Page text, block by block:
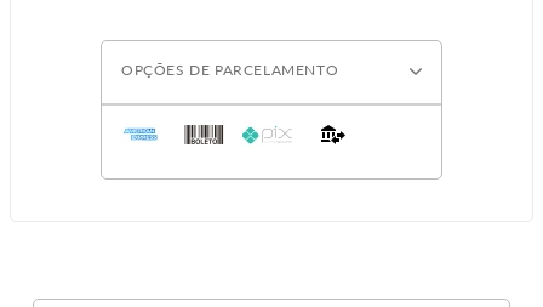
OPÇÕES DE PARCELAMENTO